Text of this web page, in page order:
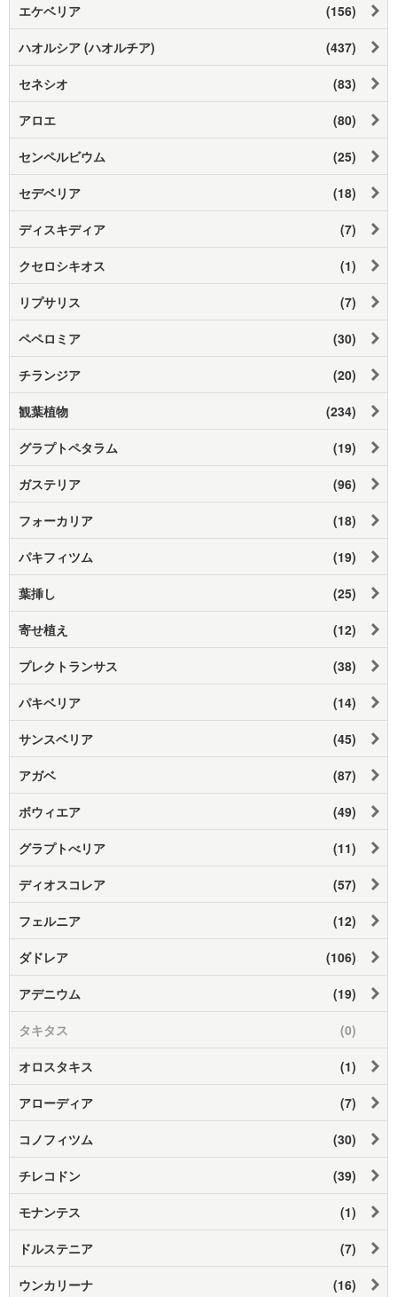
エケベリア (156)
ハオルシア (ハオルチア) (437)
セネシオ (83)
アロエ (80)
センペルビウム (25)
セデベリア (18)
ディスキディア (7)
クセロシキオス (1)
リプサリス (7)
ペペロミア (30)
チランジア (20)
観葉植物 (234)
グラプトペタラム (19)
ガステリア (96)
フォーカリア (18)
パキフィツム (19)
葉挿し (25)
寄せ植え (12)
プレクトランサス (38)
パキベリア (14)
サンスベリア (45)
アガベ (87)
ボウィエア (49)
グラプトべリア (11)
ディオスコレア (57)
フェルニア (12)
ダドレア (106)
アデニウム (19)
タキタス (0)
オロスタキス (1)
アローディア (7)
コノフィツム (30)
チレコドン (39)
モナンテス (1)
ドルステニア (7)
ウンカリーナ (16)